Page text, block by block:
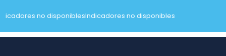
al
no disponiblesIndicadores no disponibles